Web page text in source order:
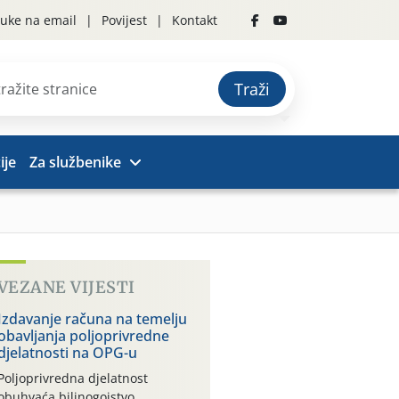
na email Povijest Kontakt
Traži
Za službenike
VIJESTI
računa na temelju
poljoprivredne
na OPG-u
djelatnost